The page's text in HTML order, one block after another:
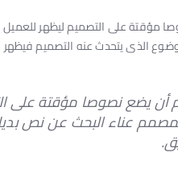
على التصميم ليظهر للعميل
الذى يتحدث عنه التصميم
يضع نصوصا مؤقتة على
عناء البحث عن نص